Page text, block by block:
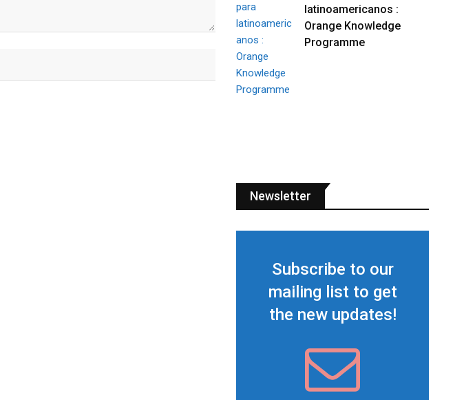
latinoamericanos :
Orange Knowledge
Programme
Newsletter
Subscribe to our
mailing list to get
the new updates!